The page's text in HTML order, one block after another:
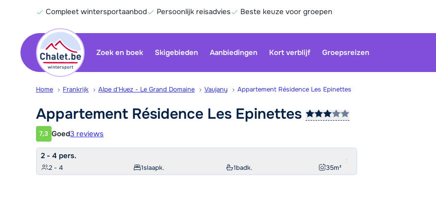
Compleet wintersportaanbod Persoonlijk reisadvies Beste keuze voor groepen
Zoek en boek Skigebieden Aanbiedingen Kort verblijf Groepsreizen
Home Frankrijk Alpe d'Huez - Le Grand Domaine Vaujany Appartement Résidence Les Epinettes
Appartement Résidence Les Epinettes
Klantwaardering
7,3 Goed3 reviews
2 - 4 pers.
2 - 4 1slaapk. 1badk. 35m²